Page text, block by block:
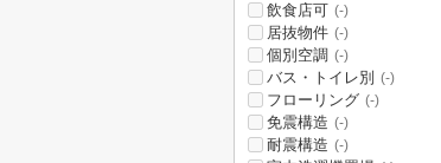
飲食店可 (-)
居抜物件 (-)
個別空調 (-)
バス・トイレ別 (-)
フローリング (-)
免震構造 (-)
耐震構造 (-)